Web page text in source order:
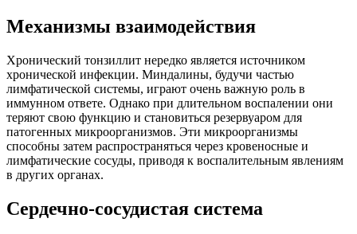
Механизмы взаимодействия
Хронический тонзиллит нередко является источником
хронической инфекции. Миндалины, будучи частью
лимфатической системы, играют очень важную роль в
иммунном ответе. Однако при длительном воспалении они
теряют свою функцию и становиться резервуаром для
патогенных микроорганизмов. Эти микроорганизмы
способны затем распространяться через кровеносные и
лимфатические сосуды, приводя к воспалительным явлениям
в других органах.
Сердечно-сосудистая система